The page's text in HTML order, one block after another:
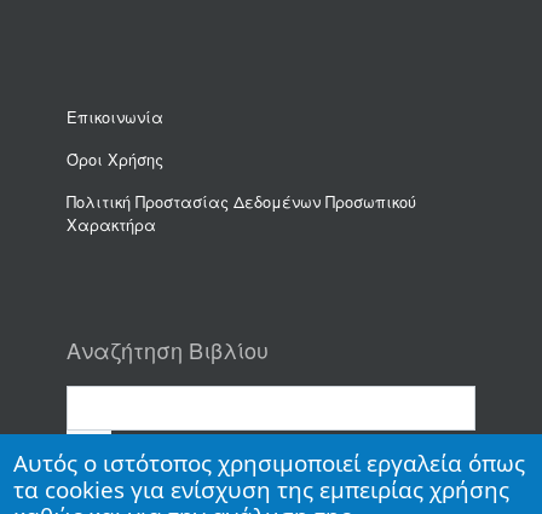
Επικοινωνία
Όροι Χρήσης
Πολιτική Προστασίας Δεδομένων Προσωπικού
Χαρακτήρα
Αναζήτηση Βιβλίου
Αυτός ο ιστότοπος χρησιμοποιεί εργαλεία όπως
τα cookies για ενίσχυση της εμπειρίας χρήσης